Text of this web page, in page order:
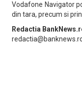
Vodafone Navigator
din tara, precum si
Redactia